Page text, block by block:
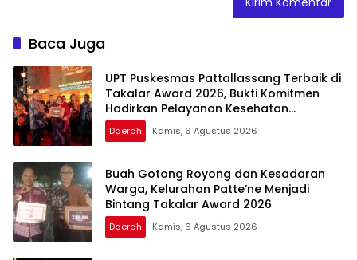
Baca Juga
UPT Puskesmas Pattallassang Terbaik di
Takalar Award 2026, Bukti Komitmen
Hadirkan Pelayanan Kesehatan
Berkualitas
Daerah Kamis, 6 Agustus 2026
Buah Gotong Royong dan Kesadaran
Warga, Kelurahan Patte’ne Menjadi
Bintang Takalar Award 2026
Daerah Kamis, 6 Agustus 2026